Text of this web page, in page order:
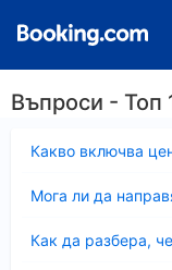
Въпроси - Топ
Какво включва
Мога ли да
Как да разбера,